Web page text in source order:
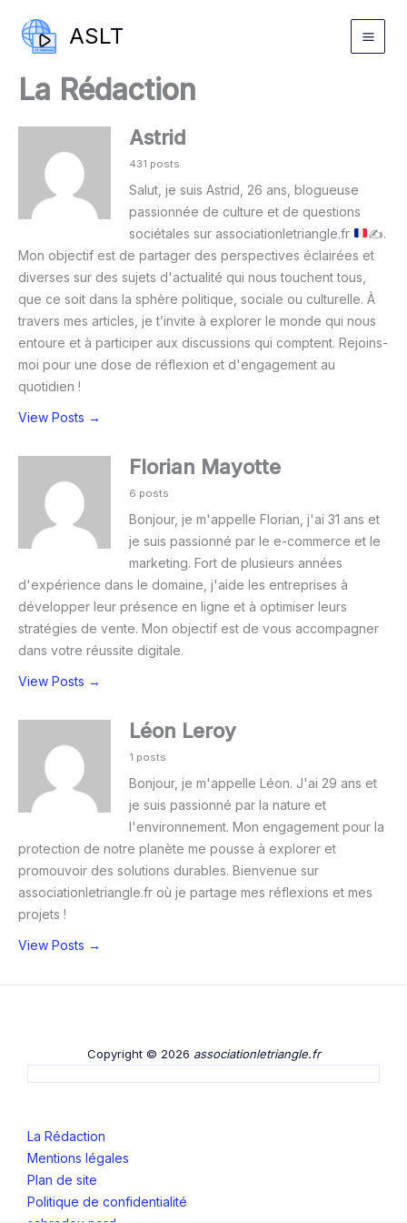
contenu
ASLT
La Rédaction
Astrid
431 posts
Salut, je suis Astrid, 26 ans, blogueuse
passionnée de culture et de questions
sociétales sur associationletriangle.fr
✍.
Mon objectif est de partager des perspectives éclairées et
diverses sur des sujets d'actualité qui nous touchent tous,
que ce soit dans la sphère politique, sociale ou culturelle. À
travers mes articles, je t’invite à explorer le monde qui nous
entoure et à participer aux discussions qui comptent. Rejoins-
moi pour une dose de réflexion et d'engagement au
quotidien !
View Posts →
Florian Mayotte
6 posts
Bonjour, je m'appelle Florian, j'ai 31 ans et
je suis passionné par le e-commerce et le
marketing. Fort de plusieurs années
d'expérience dans le domaine, j'aide les entreprises à
développer leur présence en ligne et à optimiser leurs
stratégies de vente. Mon objectif est de vous accompagner
dans votre réussite digitale.
View Posts →
Léon Leroy
1 posts
Bonjour, je m'appelle Léon. J'ai 29 ans et
je suis passionné par la nature et
l'environnement. Mon engagement pour la
protection de notre planète me pousse à explorer et
promouvoir des solutions durables. Bienvenue sur
associationletriangle.fr où je partage mes réflexions et mes
projets !
View Posts →
Copyright © 2026 associationletriangle.fr
La Rédaction
Mentions légales
Plan de site
Politique de confidentialité